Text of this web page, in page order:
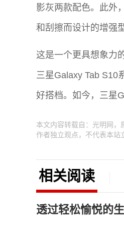
影灰两款配色。此外
和刮擦而设计的增强
这是一个更具想象力
三星Galaxy Tab S10
好搭档。如今，三星
本文内容转载自：光明网，
作者独立观点，不代表本站
相关阅读
透过轻松愉悦的